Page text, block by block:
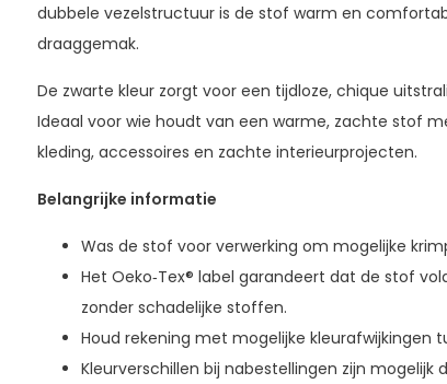
dubbele vezelstructuur is de stof warm en
draaggemak.
De zwarte kleur zorgt voor een tijdloze, chique
Ideaal voor wie houdt van een warme, zachte stof
kleding, accessoires en zachte interieurprojecten.
Belangrijke informatie
Was de stof voor verwerking om mogelijke
Het Oeko‑Tex® label garandeert dat de stof
zonder schadelijke stoffen.
Houd rekening met mogelijke kleurafwijkingen
Kleurverschillen bij nabestellingen zijn